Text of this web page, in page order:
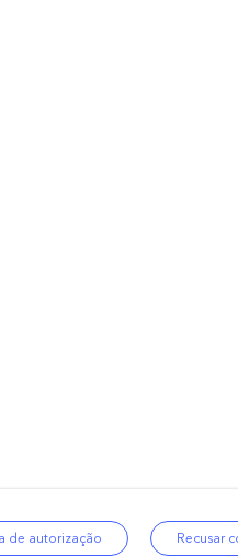
à privacidade Política de cookies
de autorização Recusar